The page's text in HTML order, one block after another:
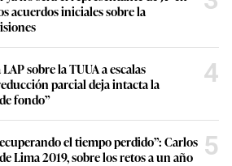
acuerdos iniciales sobre la
sobre la TUUA a escalas
parcial deja intacta la
fondo”
4
el tiempo perdido”: Carlos
Lima 2019, sobre los retos a un año
5